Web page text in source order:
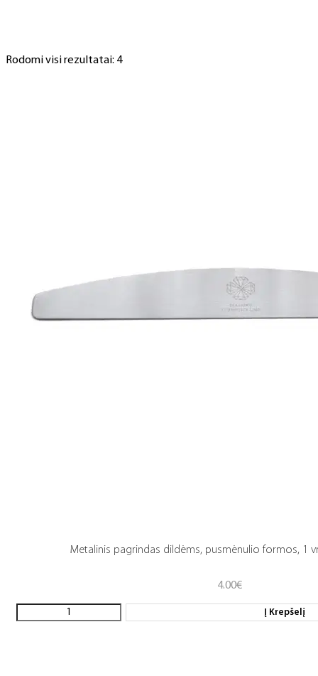
Rodomi visi rezultatai: 4
Metalinis pagrindas dildėms, pusmėnulio formos, 1
4.00€
Į Krepšelį